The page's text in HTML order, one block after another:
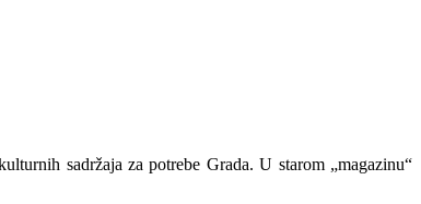
sadržaja za potrebe Grada. U starom „magazinu“